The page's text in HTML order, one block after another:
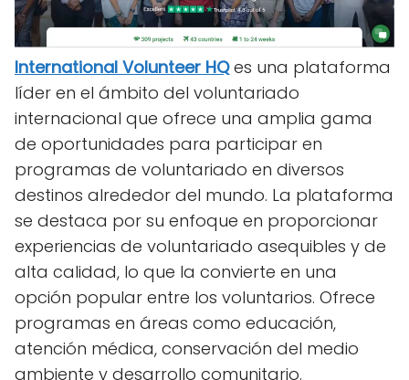
International Volunteer HQes una plataforma
líder en el ámbito del voluntariado
internacional que ofrece una amplia gama
de oportunidades para participar en
programas de voluntariado en diversos
destinos alrededor del mundo. La plataforma
se destaca por su enfoque en proporcionar
experiencias de voluntariado asequibles y de
alta calidad, lo que la convierte en una
opción popular entre los voluntarios. Ofrece
programas en áreas como educación,
atención médica, conservación del medio
ambiente y desarrollo comunitario.